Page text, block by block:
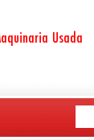
Usada